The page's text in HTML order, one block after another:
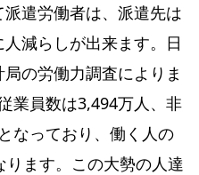
遣労働者は、派遣先は
減らしが出来ます。日
の労働力調査によりま
業員数は3,494万人、非
なっており、働く人の
ます。この大勢の人達